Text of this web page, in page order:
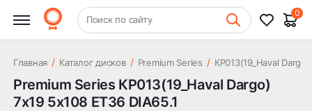
+7 (831) 261-35-35 Шиномонтаж
Поиск по сайту
0
Dargo) 7x19 5x108 ET36 DIA65.1
Главная / Каталог дисков / Premium Series / КР013(19_Haval Dargo)
Premium Series КР013(19_Haval Dargo)
7x19 5x108 ET36 DIA65.1